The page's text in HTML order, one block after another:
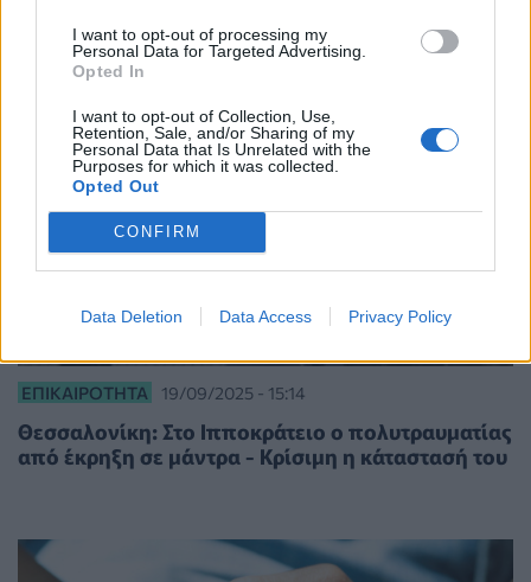
I want to opt-out of processing my
Personal Data for Targeted Advertising.
Opted In
I want to opt-out of Collection, Use,
Retention, Sale, and/or Sharing of my
Personal Data that Is Unrelated with the
Purposes for which it was collected.
Opted Out
CONFIRM
Data Deletion Data Access Privacy Policy
ΕΠΙΚΑΙΡΌΤΗΤΑ 19/09/2025 - 15:14
Θεσσαλονίκη: Στο Ιπποκράτειο ο πολυτραυματίας
από έκρηξη σε μάντρα - Κρίσιμη η κάταστασή του